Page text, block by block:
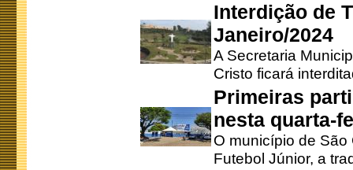
Interdição de
Janeiro/2024
A Secretaria
Cristo ficará
Primeiras
nesta quarta-
O município de
Futebol Júnior, a